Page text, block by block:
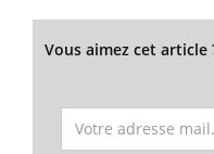
Vous aimez cet article